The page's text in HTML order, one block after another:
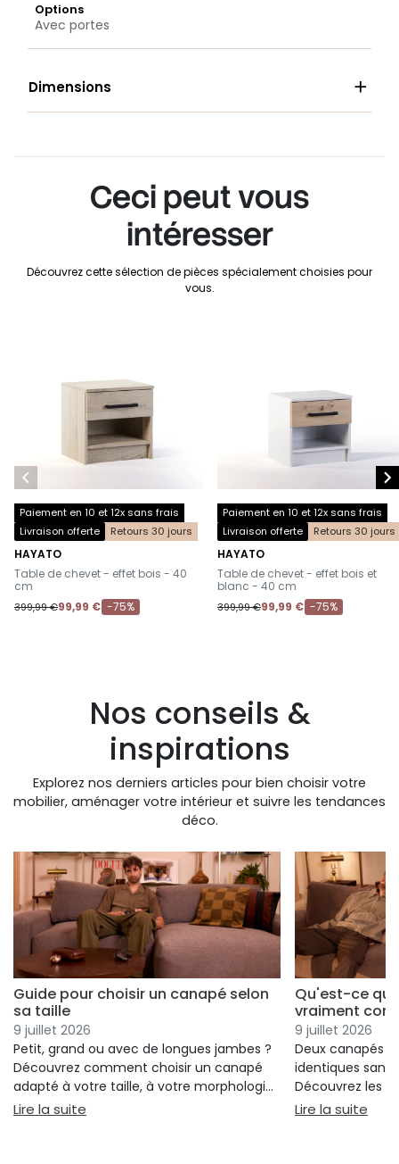
Options
Avec portes
Dimensions 
Ceci peut vous
intéresser
Découvrez cette sélection de pièces spécialement choisies pour
vous.
Paiement en 10 et 12x sans frais
Livraison offerte
Retours 30 jours
HAYATO
-
Table de chevet - effet bois - 40
cm
399,99 €99,99 € -75%
Paiement en 10 et 12x sans frais
Livraison offerte
Retours 30 jours
HAYATO
-
Table de chevet - effet bois et
blanc - 40 cm
399,99 €99,99 € -75%
 
Nos conseils &
inspirations
Explorez nos derniers articles pour bien choisir votre
mobilier, aménager votre intérieur et suivre les tendances
déco.
Guide pour choisir un canapé selon
sa taille
9 juillet 2026
Petit, grand ou avec de longues jambes ?
Découvrez comment choisir un canapé
adapté à votre taille, à votre morphologie
et à votre confort.
Lire la suite : Guide pour choisir un canapé selon sa taille
Qu'est-ce qui
vraiment
9 juillet 2026
Deux canapés
identiques
Découvrez les
réellement
Lire la suite